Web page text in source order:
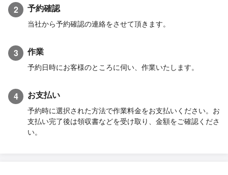
2 予約確認
当社から予約確認の連絡をさせて頂きます。
3 作業
予約日時にお客様のところに伺い、作業いたします。
4 お支払い
予約時に選択された方法で作業料金をお支払いください。お
支払い完了後は領収書などを受け取り、金額をご確認くださ
い。